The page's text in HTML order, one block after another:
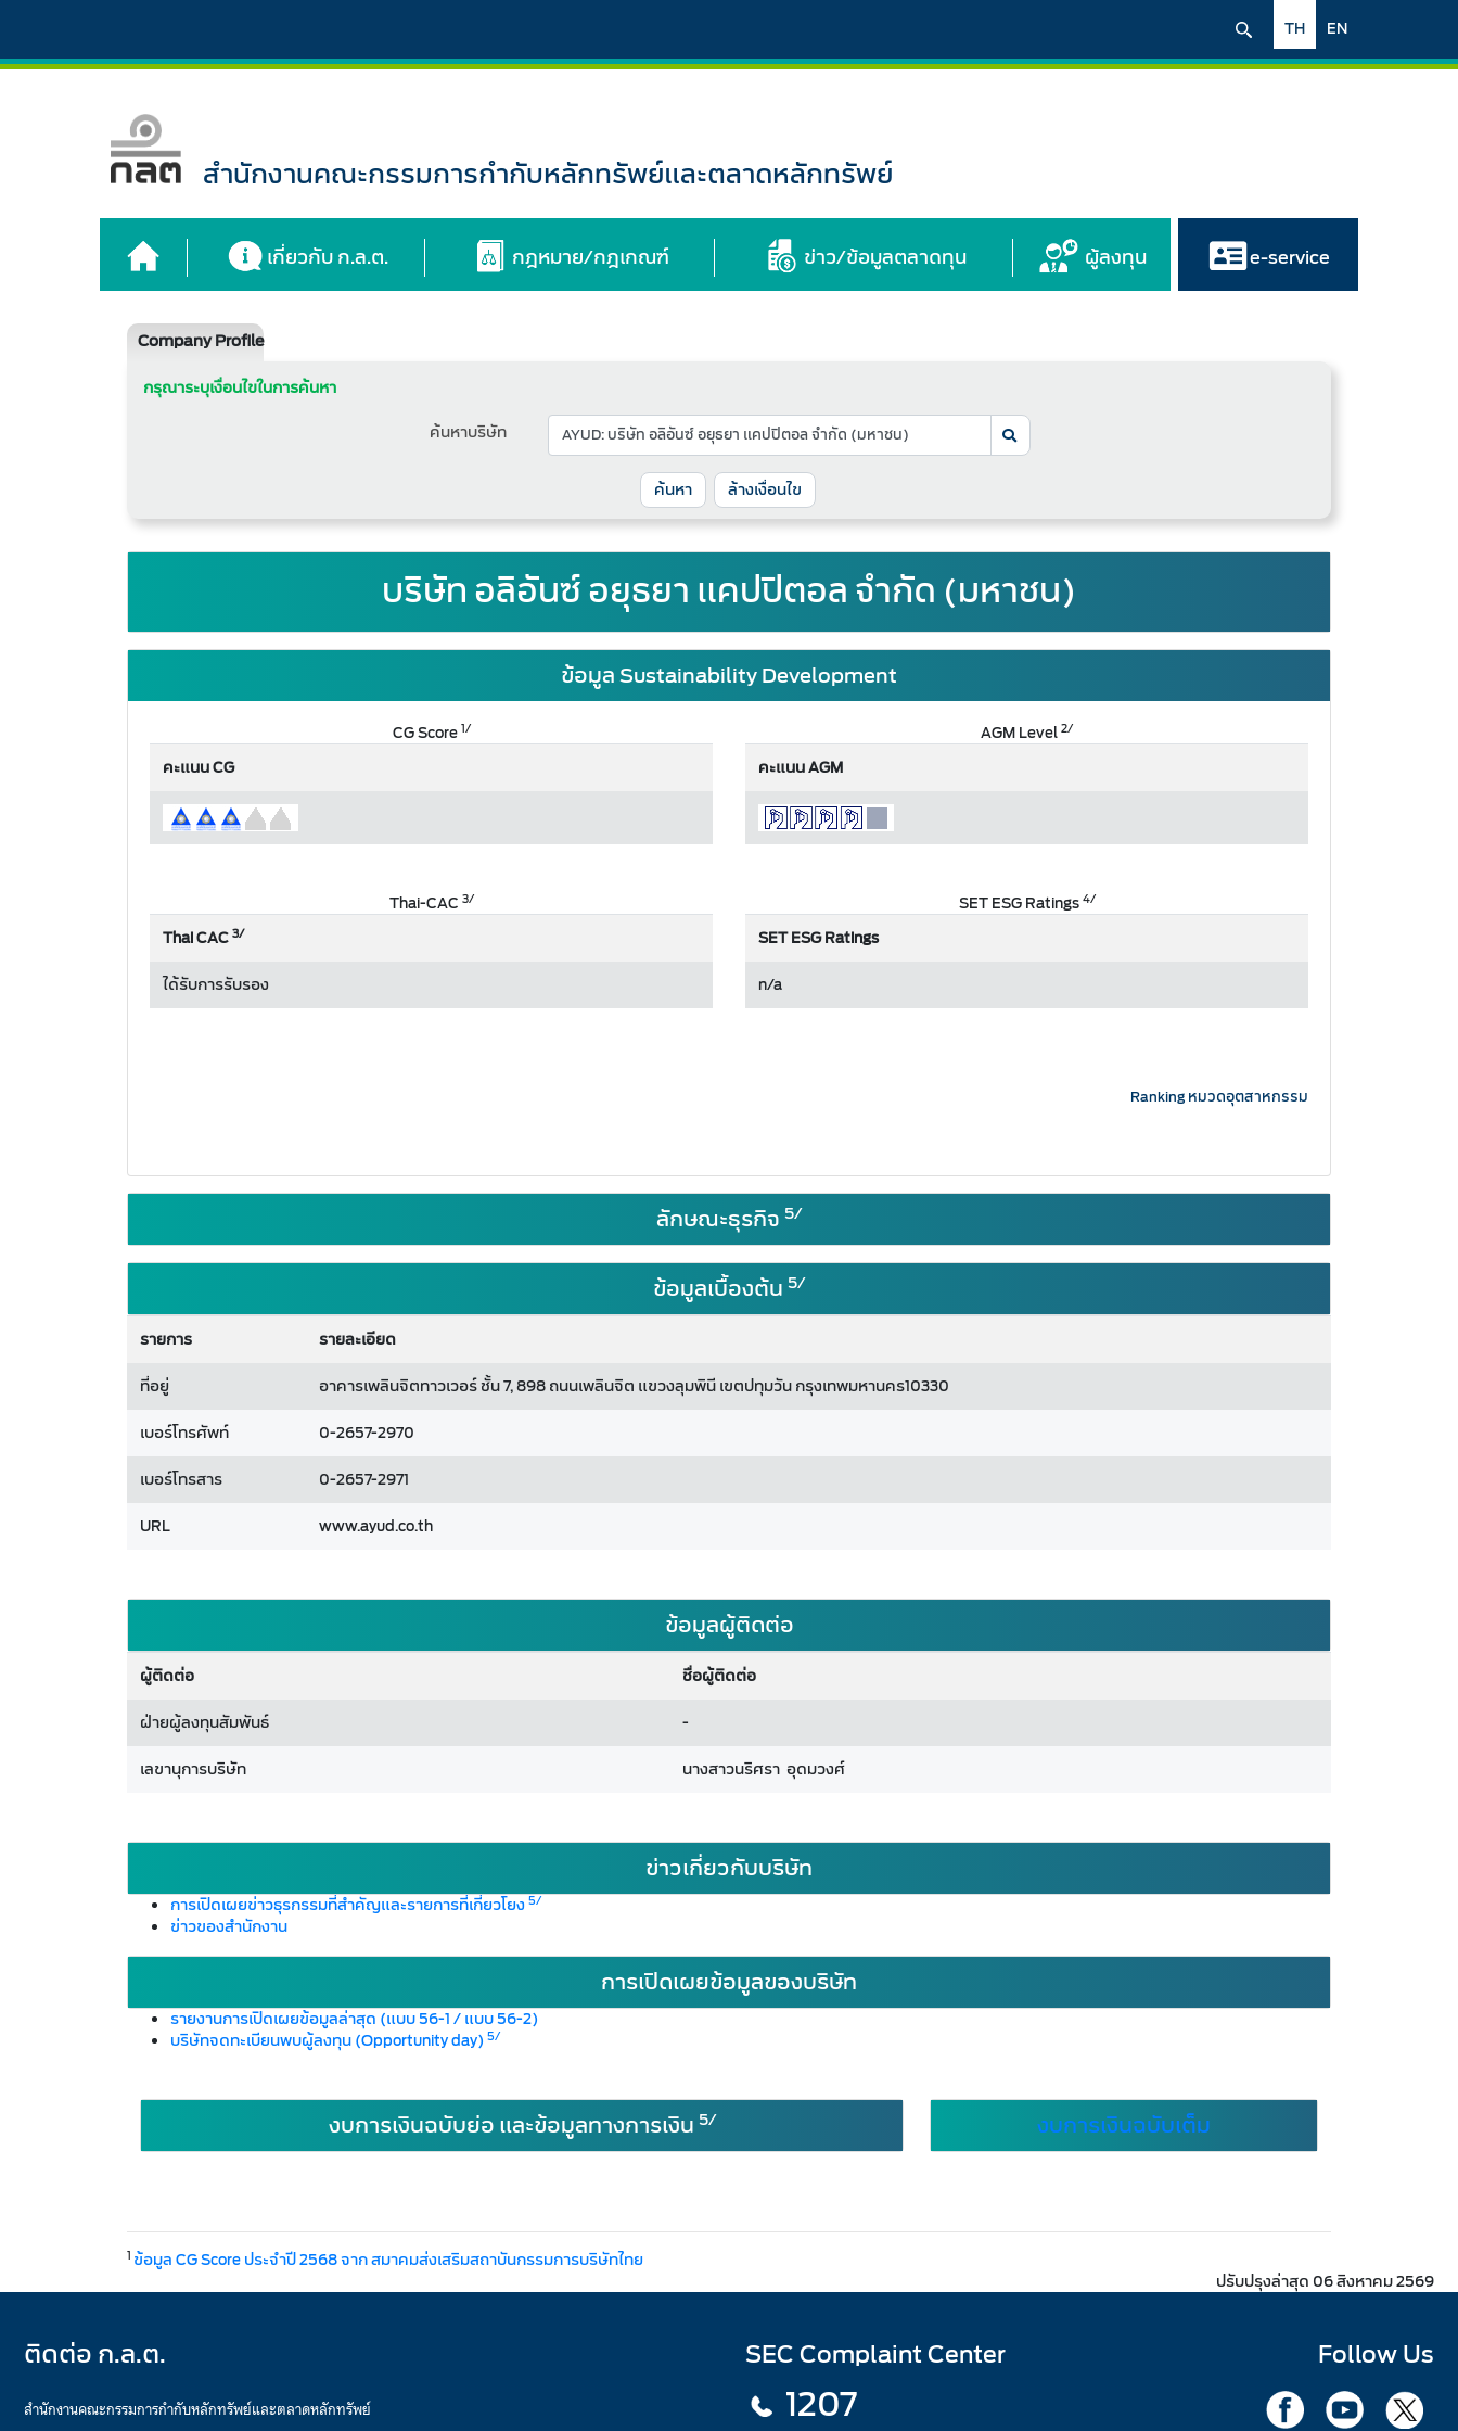
EN
TH
สำนักงานคณะกรรมการกำกับหลักทรัพย์และตลาดหลักทรัพย์
เกี่ยวกับ ก.ล.ต. กฎหมาย/กฎเกณฑ์ ข่าว/ข้อมูลตลาดทุน ผู้ลงทุน e-service
Company Profile
กรุณาระบุเงื่อนไขในการค้นหา
ค้นหาบริษัท
ล้างเงื่อนไข
บริษัท อลิอันซ์ อยุธยา แคปปิตอล จำกัด (มหาชน)
ข้อมูล Sustainability Development
CG Score1/
คะแนน CG
AGM Level2/
คะแนน AGM
Thai-CAC 3/
Thai CAC3/
ได้รับการรับรอง
SET ESG Ratings4/
SET ESG Ratings
n/a
Ranking หมวดอุตสาหกรรม
ลักษณะธุรกิจ 5/
ข้อมูลเบื้องต้น 5/
รายการ
รายละเอียด
ที่อยู่
อาคารเพลินจิตทาวเวอร์ ชั้น 7, 898 ถนนเพลินจิต แขวงลุมพินี เขตปทุมวัน กรุงเทพมหานคร10330
เบอร์โทรศัพท์
0-2657-2970
เบอร์โทรสาร
0-2657-2971
URL
www.ayud.co.th
ข้อมูลผู้ติดต่อ
ผู้ติดต่อ
ชื่อผู้ติดต่อ
ฝ่ายผู้ลงทุนสัมพันธ์
-
เลขานุการบริษัท
นางสาวนริศรา อุดมวงศ์
ข่าวเกี่ยวกับบริษัท
การเปิดเผยข่าวธุรกรรมที่สำคัญและรายการที่เกี่ยวโยง5/
ข่าวของสำนักงาน
การเปิดเผยข้อมูลของบริษัท
รายงานการเปิดเผยข้อมูลล่าสุด (แบบ 56-1 / แบบ 56-2)
บริษัทจดทะเบียนพบผู้ลงทุน (Opportunity day) 5/
งบการเงินฉบับย่อ และข้อมูลทางการเงิน 5/ งบการเงินฉบับเต็ม
1 ข้อมูล CG Score ประจำปี 2568 จาก สมาคมส่งเสริมสถาบันกรรมการบริษัทไทย
ปรับปรุงล่าสุด 06 สิงหาคม 2569
ติดต่อ ก.ล.ต.
สำนักงานคณะกรรมการกำกับหลักทรัพย์และตลาดหลักทรัพย์
SEC Complaint Center
1207
Follow Us